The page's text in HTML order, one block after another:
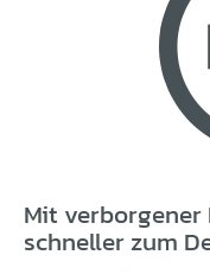
Mit
schneller zum